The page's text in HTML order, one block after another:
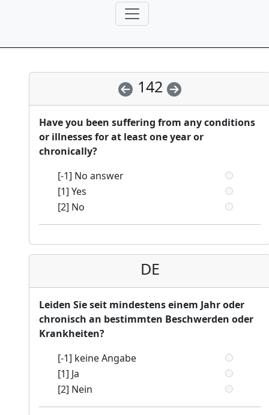
142
Have you been suffering from any conditions
or illnesses for at least one year or
chronically?
[-1] No answer
[1] Yes
[2] No
DE
Leiden Sie seit mindestens einem Jahr oder
chronisch an bestimmten Beschwerden oder
Krankheiten?
[-1] keine Angabe
[1] Ja
[2] Nein